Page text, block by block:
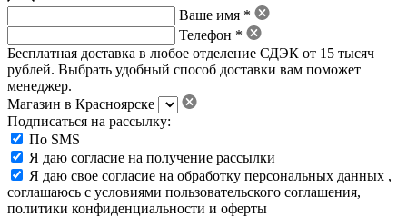
Ваше имя *
Телефон *
Бесплатная доставка в любое отделение СДЭК от 15 тысяч
рублей. Выбрать удобный способ доставки вам поможет
менеджер.
Магазин в Красноярске
Подписаться на рассылку:
По SMS
Я даю согласие на получение рассылки
Я даю свое согласие на обработку персональных данных ,
соглашаюсь с условиями пользовательского соглашения,
политики конфиденциальности и оферты